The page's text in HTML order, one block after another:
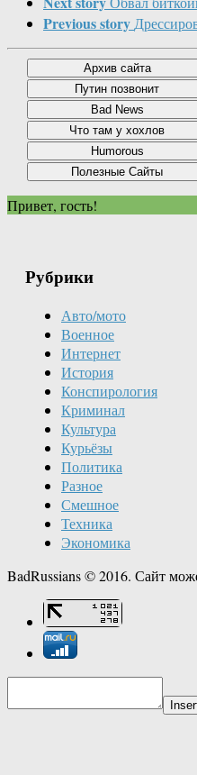
Previous story
Привет, гость!
Рубрики
Авто/мото
Военное
Интернет
История
Конспирология
Криминал
Культура
Курьёзы
Политика
Разное
Смешное
Техника
Экономика
BadRussians © 2016. Сайт